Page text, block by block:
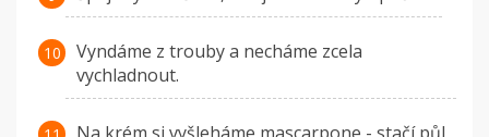
Vyndáme z trouby a necháme zcela
vychladnout.